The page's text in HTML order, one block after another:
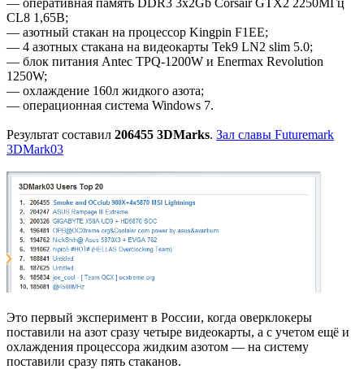
CL8 1,65В;
— азотный стакан на процессор Kingpin F1EE;
— 4 азотных стакана на видеокарты Tek9 LN2 slim 5.0;
— блок питания Antec TPQ-1200W и Enermax Revolution
1250W;
— охлаждение 160л жидкого азота;
— операционная система Windows 7.
Результат составил 206455 3DMarks. Зал славы Futuremark
3DMark03
Это первый эксперимент в России, когда оверклокеры
поставили на азот сразу четыре видеокарты, а с учетом ещё и
охлаждения процессора жидким азотом — на систему
поставили сразу пять стаканов.